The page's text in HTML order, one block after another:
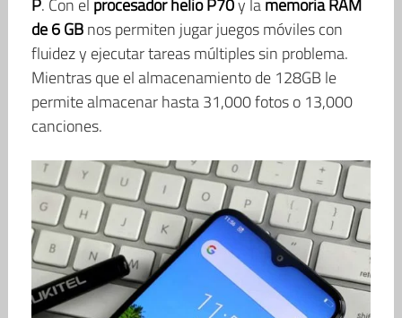
P. Con el procesador helio P70y lamemoria RAM
de 6 GBnos permiten jugar juegos móviles con
fluidez y ejecutar tareas múltiples sin problema.
Mientras que el almacenamiento de 128GB le
permite almacenar hasta 31,000 fotos o 13,000
canciones.